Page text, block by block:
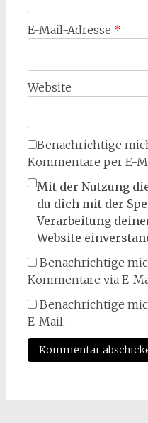
E-Mail-Adresse *
Website
Benachrichtige
Kommentare per E-
Mit der Nutzung
du dich mit der
Verarbeitung
Website
Benachrichtige
Kommentare via E-
Benachrichtige
E-Mail.